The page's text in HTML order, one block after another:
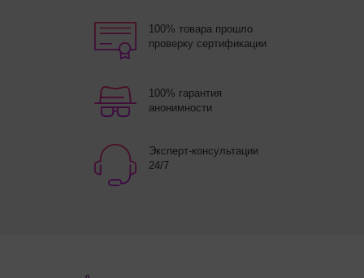
100% товара прошло
проверку сертификации
100% гарантия
анонимности
Эксперт-консультации
24/7